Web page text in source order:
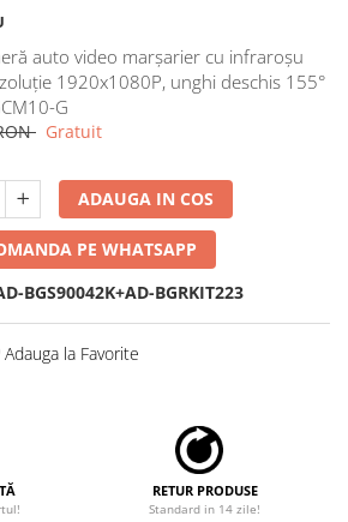
auto video marșarier cu infraroșu
1920x1080P, unghi deschis 155°
G
Gratuit
ADAUGA IN COS
PE WHATSAPP
BGS90042K+AD-BGRKIT223
Adauga la Favorite
RETUR PRODUSE
Standard in 14 zile!